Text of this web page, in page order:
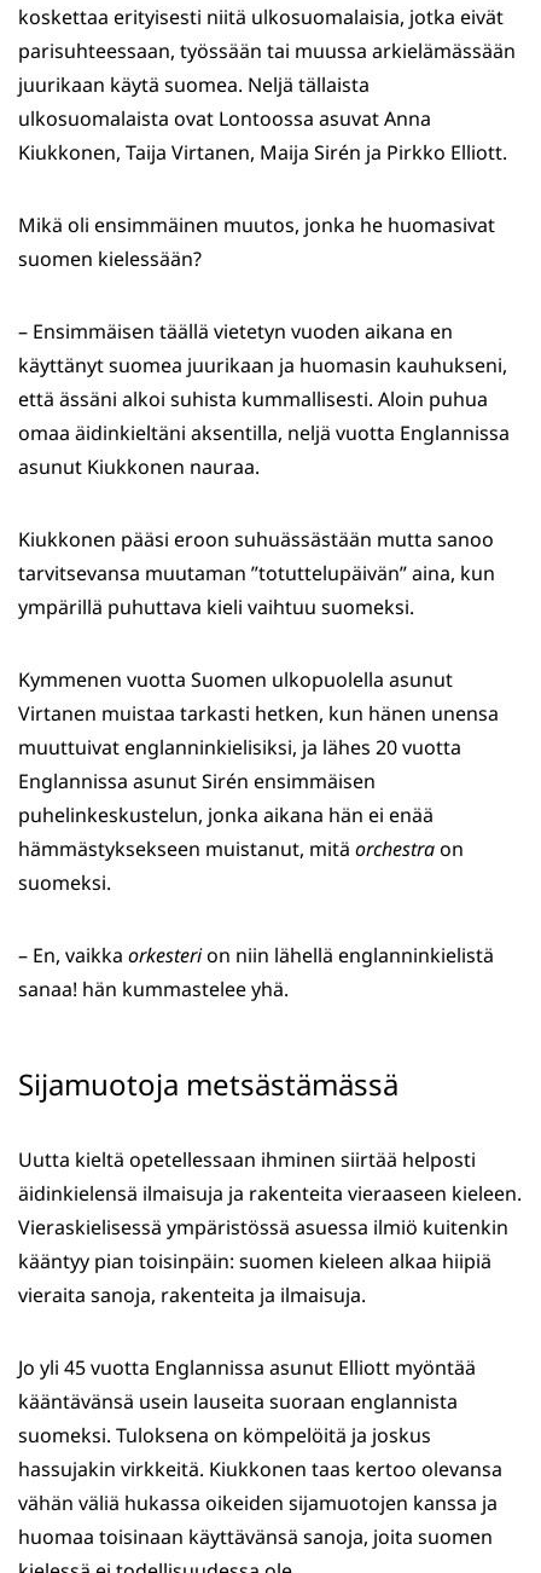
koskettaa erityisesti niitä ulkosuomalaisia, jotka eivät
parisuhteessaan, työssään tai muussa arkielämässään
juurikaan käytä suomea. Neljä tällaista
ulkosuomalaista ovat Lontoossa asuvat Anna
Kiukkonen, Taija Virtanen, Maija Sirén ja Pirkko Elliott.
Mikä oli ensimmäinen muutos, jonka he huomasivat
suomen kielessään?
– Ensimmäisen täällä vietetyn vuoden aikana en
käyttänyt suomea juurikaan ja huomasin kauhukseni,
että ässäni alkoi suhista kummallisesti. Aloin puhua
omaa äidinkieltäni aksentilla, neljä vuotta Englannissa
asunut Kiukkonen nauraa.
Kiukkonen pääsi eroon suhuässästään mutta sanoo
tarvitsevansa muutaman ”totuttelupäivän” aina, kun
ympärillä puhuttava kieli vaihtuu suomeksi.
Kymmenen vuotta Suomen ulkopuolella asunut
Virtanen muistaa tarkasti hetken, kun hänen unensa
muuttuivat englanninkielisiksi, ja lähes 20 vuotta
Englannissa asunut Sirén ensimmäisen
puhelinkeskustelun, jonka aikana hän ei enää
hämmästyksekseen muistanut, mitä orchestraon
suomeksi.
– En, vaikka orkesterion niin lähellä englanninkielistä
sanaa! hän kummastelee yhä.
Sijamuotoja metsästämässä
Uutta kieltä opetellessaan ihminen siirtää helposti
äidinkielensä ilmaisuja ja rakenteita vieraaseen kieleen.
Vieraskielisessä ympäristössä asuessa ilmiö kuitenkin
kääntyy pian toisinpäin: suomen kieleen alkaa hiipiä
vieraita sanoja, rakenteita ja ilmaisuja.
Jo yli 45 vuotta Englannissa asunut Elliott myöntää
kääntävänsä usein lauseita suoraan englannista
suomeksi. Tuloksena on kömpelöitä ja joskus
hassujakin virkkeitä. Kiukkonen taas kertoo olevansa
vähän väliä hukassa oikeiden sijamuotojen kanssa ja
huomaa toisinaan käyttävänsä sanoja, joita suomen